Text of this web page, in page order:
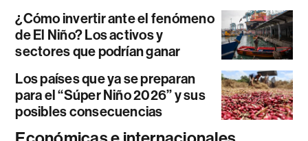
¿Cómo invertir ante el fenómeno
de El Niño? Los activos y
sectores que podrían ganar
Los países que ya se preparan
para el “Súper Niño 2026” y sus
posibles consecuencias